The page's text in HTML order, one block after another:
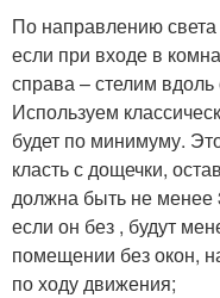
По направлению света
если при входе в
справа – стелим
Используем
будет по минимуму.
класть с дощечки,
должна быть не
если он без , будут
помещении без окон,
по ходу движения;